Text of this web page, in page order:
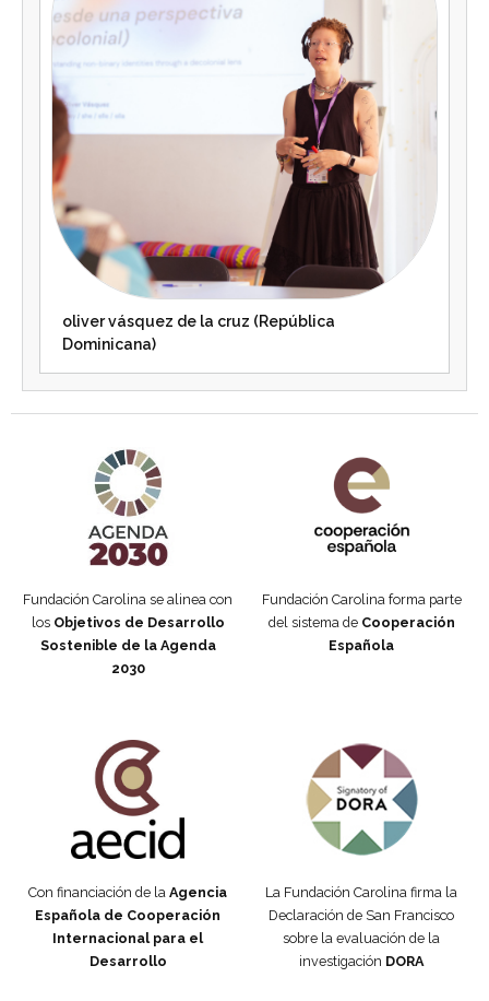
oliver vásquez de la cruz (República
Dominicana)
Fundación Carolina se alinea con
los Objetivos de Desarrollo
Sostenible de la Agenda
2030
Fundación Carolina forma parte
del sistema de Cooperación
Española
Con financiación de la Agencia
Española de Cooperación
Internacional para el
Desarrollo
La Fundación Carolina firma la
Declaración de San Francisco
sobre la evaluación de la
investigación DORA